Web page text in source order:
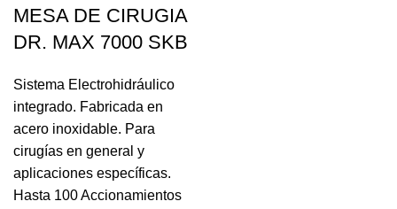
MESA DE CIRUGIA
DR. MAX 7000 SKB
Sistema Electrohidráulico
integrado. Fabricada en
acero inoxidable. Para
cirugías en general y
aplicaciones específicas.
Hasta 100 Accionamientos